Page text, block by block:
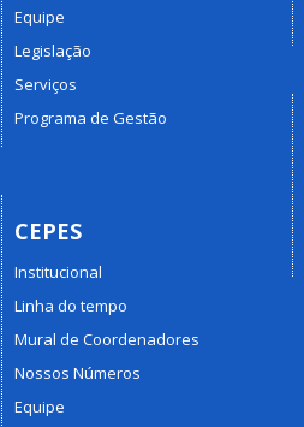
Equipe
Legislação
Serviços
Programa de Gestão
CEPES
Institucional
Linha do tempo
Mural de Coordenadores
Nossos Números
Equipe